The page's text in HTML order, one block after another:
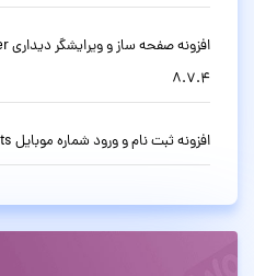
8.7.4
افزونه ثبت نام و ورود شماره موبایل Digits وردپرس نسخه 9.2